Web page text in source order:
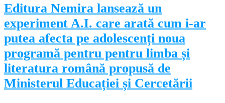
Editura Nemira lansează un
experiment A.I. care arată cum i-ar
putea afecta pe adolescenți noua
programă pentru pentru limba și
literatura română propusă de
Ministerul Educației și Cercetării